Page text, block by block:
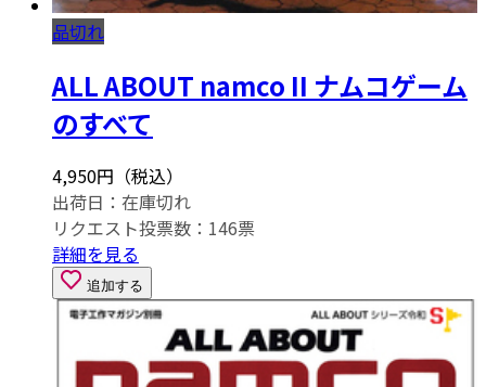
品切れ
ALL ABOUT namco II ナムコゲーム
のすべて
4,950円（税込）
出荷日： 在庫切れ
リクエスト投票数： 146票
詳細を見る
追加する